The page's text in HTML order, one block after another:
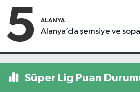
5 ALANYA
Alanya’da şemsiye ve
Süper Lig Puan